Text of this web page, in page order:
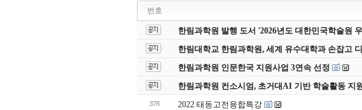
번호
한림과학원 발행 도서 '2026년도 대한민국학술원
한림대학교 한림과학원, 세계 유수대학과 손잡고
한림과학원 인문한국 지원사업 3연속 선정
한림과학원 컨소시엄, 초거대AI 기반 학술활동 지
378 2022 태동고전융합특강